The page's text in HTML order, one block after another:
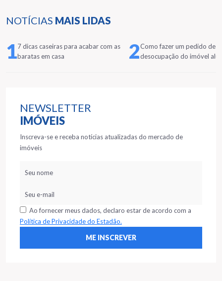
NOTÍCIAS MAIS LIDAS
17 dicas caseiras para acabar com as
baratas em casa
2Como fazer um pedido de
desocupação do imóvel
NEWSLETTER
IMÓVEIS
Inscreva-se e receba notícias atualizadas do mercado de
imóveis
Ao fornecer meus dados, declaro estar de acordo com a
Política de Privacidade do Estadão.